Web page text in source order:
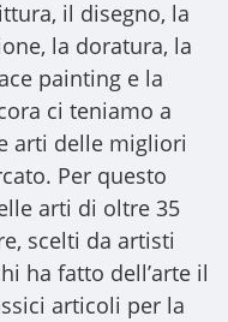
il disegno, la
la doratura, la
painting e la
ci teniamo a
arti delle migliori
Per questo
arti di oltre 35
scelti da artisti
ha fatto dell’arte il
articoli per la